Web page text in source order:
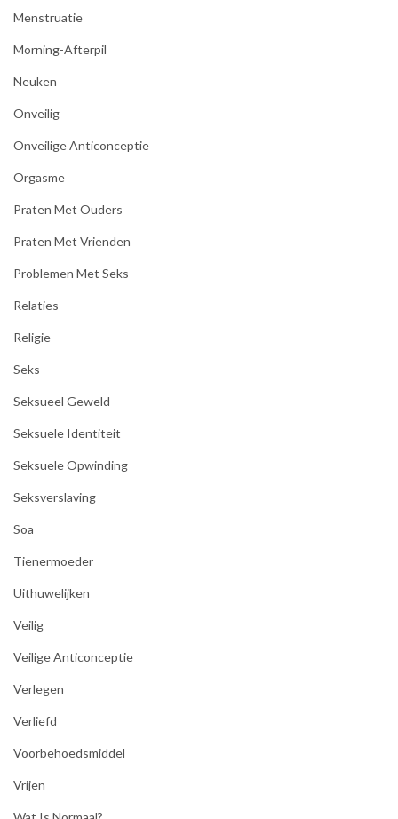
Menstruatie
Morning-Afterpil
Neuken
Onveilig
Onveilige Anticonceptie
Orgasme
Praten Met Ouders
Praten Met Vrienden
Problemen Met Seks
Relaties
Religie
Seks
Seksueel Geweld
Seksuele Identiteit
Seksuele Opwinding
Seksverslaving
Soa
Tienermoeder
Uithuwelijken
Veilig
Veilige Anticonceptie
Verlegen
Verliefd
Voorbehoedsmiddel
Vrijen